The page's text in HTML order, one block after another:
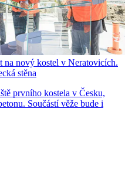
na nový kostel v Neratovicích.
stěna
prvního kostela v Česku,
Součástí věže bude i